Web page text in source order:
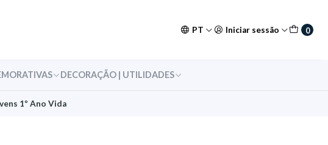
PT Iniciar sessão 0
DECORAÇÃO | UTILIDADES
1º Ano Vida